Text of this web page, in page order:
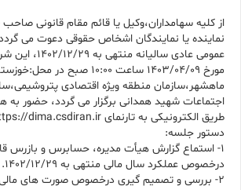
از کلیه سهامداران،وکیل یا قائم مقام قانونی
نماینده یا نمایندگان اشخاص حقوقی دعوت می
عمومی عادی
مورخ ۱۴۰۳/۰۴/۰۹ ساعت ۱۰:۰۰ صبح در
ماهشهر،سازمان منطقه ویژه اقتصادی
اجتماعات شهید همدانی برگزار می گردد، حضور به
طریق الکترونیکی به تارنمای https://dima.csdiran.ir مراجعه نمایند.
دستور جلسه:
۱- استماع گزارش هیأت‌ مدیره، حسابرس و بازرس
درخصوص عملکرد سال مالی منتهی به ۱۴۰۲/۱۲/۲۹.
۲- بررسی و تصمیم گیری درخصوص صورت های